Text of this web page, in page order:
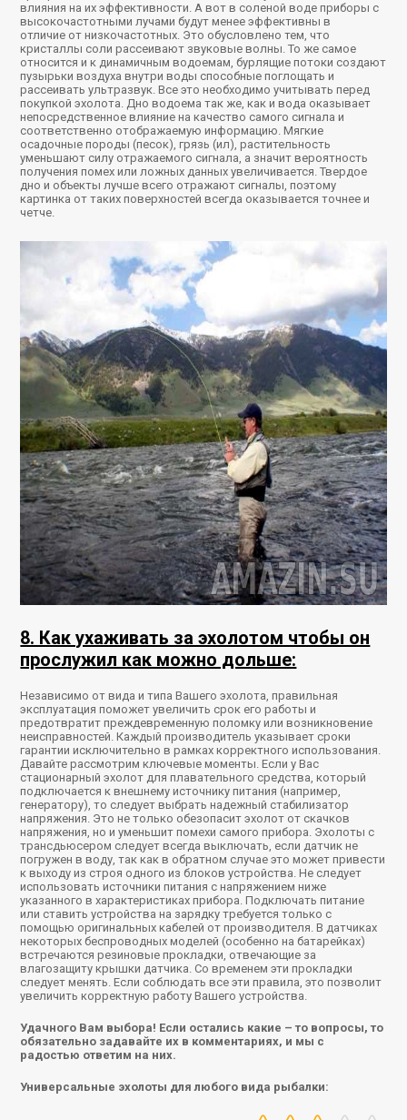
влияния на их эффективности. А вот в соленой воде приборы с
высокочастотными лучами будут менее эффективны в
отличие от низкочастотных. Это обусловлено тем, что
кристаллы соли рассеивают звуковые волны. То же самое
относится и к динамичным водоемам, бурлящие потоки создают
пузырьки воздуха внутри воды способные поглощать и
рассеивать ультразвук. Все это необходимо учитывать перед
покупкой эхолота. Дно водоема так же, как и вода оказывает
непосредственное влияние на качество самого сигнала и
соответственно отображаемую информацию. Мягкие
осадочные породы (песок), грязь (ил), растительность
уменьшают силу отражаемого сигнала, а значит вероятность
получения помех или ложных данных увеличивается. Твердое
дно и объекты лучше всего отражают сигналы, поэтому
картинка от таких поверхностей всегда оказывается точнее и
четче.
8. Как ухаживать за эхолотом чтобы он
прослужил как можно дольше:
Независимо от вида и типа Вашего эхолота, правильная
эксплуатация поможет увеличить срок его работы и
предотвратит преждевременную поломку или возникновение
неисправностей. Каждый производитель указывает сроки
гарантии исключительно в рамках корректного использования.
Давайте рассмотрим ключевые моменты. Если у Вас
стационарный эхолот для плавательного средства, который
подключается к внешнему источнику питания (например,
генератору), то следует выбрать надежный стабилизатор
напряжения. Это не только обезопасит эхолот от скачков
напряжения, но и уменьшит помехи самого прибора. Эхолоты с
трансдьюсером следует всегда выключать, если датчик не
погружен в воду, так как в обратном случае это может привести
к выходу из строя одного из блоков устройства. Не следует
использовать источники питания с напряжением ниже
указанного в характеристиках прибора. Подключать питание
или ставить устройства на зарядку требуется только с
помощью оригинальных кабелей от производителя. В датчиках
некоторых беспроводных моделей (особенно на батарейках)
встречаются резиновые прокладки, отвечающие за
влагозащиту крышки датчика. Со временем эти прокладки
следует менять. Если соблюдать все эти правила, это позволит
увеличить корректную работу Вашего устройства.
Удачного Вам выбора! Если остались какие – то вопросы, то
обязательно задавайте их в комментариях, и мы с
радостью ответим на них.
Универсальные эхолоты для любого вида рыбалки: